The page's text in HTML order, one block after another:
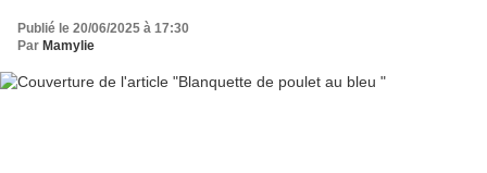
Publié le 20/06/2025 à 17:30
Par Mamylie